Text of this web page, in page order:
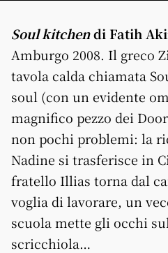
Soul kitchendi Fatih
Amburgo 2008. Il greco
tavola calda chiamata
soul (con un evidente
magnifico pezzo dei
non pochi problemi: la
Nadine si trasferisce in
fratello Illias torna dal
voglia di lavorare, un
scuola mette gli occhi
scricchiola…